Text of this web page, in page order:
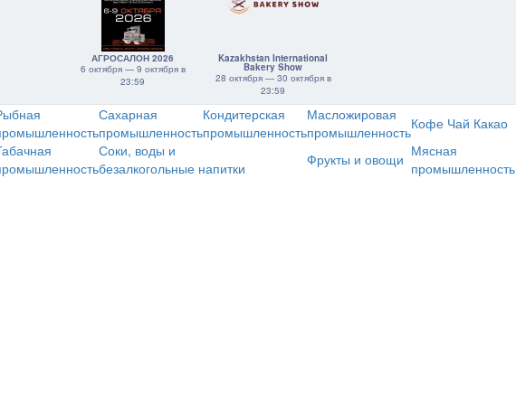
АГРОСАЛОН 2026
6 октября — 9 октября в
23:59
Kazakhstan International
Bakery Show
28 октября — 30 октября в
23:59
Сахарная
промышленность
Кондитерская
промышленность
Масложировая
промышленностьКофе Чай Какао
Соки, воды и
безалкогольные напитки
Фрукты и овощи Мясная
промышленность